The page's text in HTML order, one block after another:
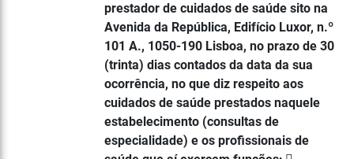
prestador de cuidados de saúde sito na
Avenida da República, Edifício Luxor, n.º
101 A., 1050-190 Lisboa, no prazo de 30
(trinta) dias contados da data da sua
ocorrência, no que diz respeito aos
cuidados de saúde prestados naquele
estabelecimento (consultas de
especialidade) e os profissionais de